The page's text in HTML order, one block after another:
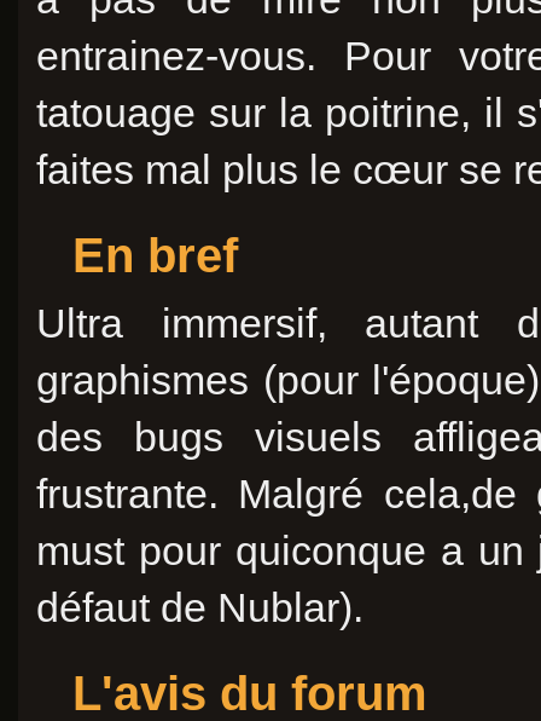
entrainez-vous. Pour
tatouage sur la poitrine, il
faites mal plus le cœur se
En bref
Ultra immersif, autant
graphismes (pour
des bugs visuels
frustrante. Malgré
must pour quiconque a
défaut de Nublar).
L'avis du forum